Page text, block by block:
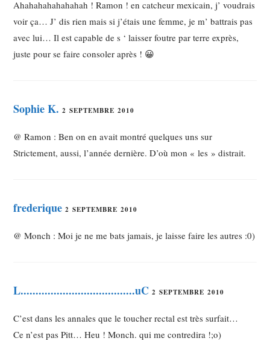
Ahahahahahahahah ! Ramon ! en catcheur mexicain, j’ voudrais
voir ça… J’ dis rien mais si j’étais une femme, je m’ battrais pas
avec lui… Il est capable de s ‘ laisser foutre par terre exprès,
juste pour se faire consoler après ! 😀
Sophie K. 2 SEPTEMBRE 2010
@ Ramon : Ben on en avait montré quelques uns sur
Strictement, aussi, l’année dernière. D’où mon « les » distrait.
frederique 2 SEPTEMBRE 2010
@ Monch : Moi je ne me bats jamais, je laisse faire les autres :0)
L......................................uC 2 SEPTEMBRE 2010
C’est dans les annales que le toucher rectal est très surfait…
Ce n’est pas Pitt… Heu ! Monch. qui me contredira !;o)